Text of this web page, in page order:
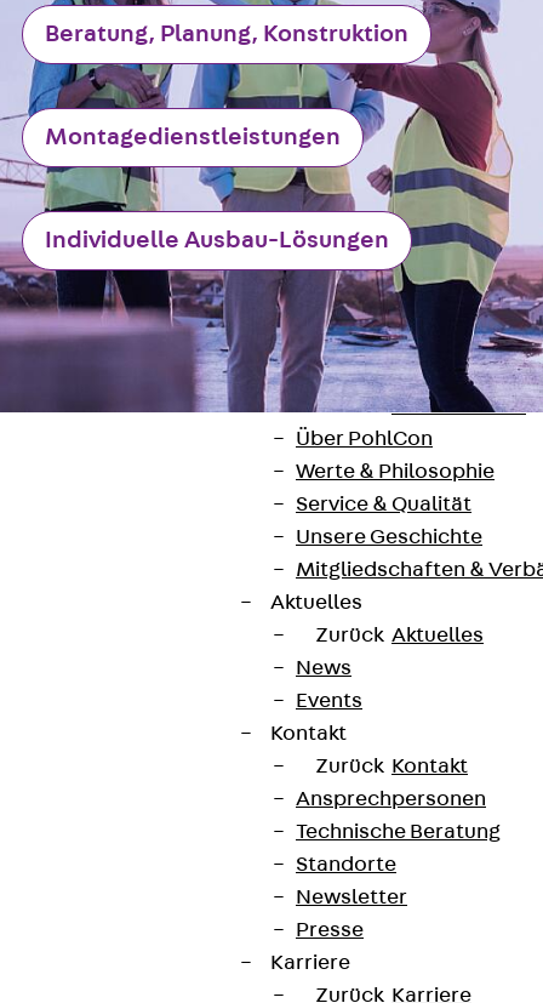
Funktionserhalt
Dachflächen
Services
Zurück Services
CAD und BIM
Montage
Beratung, Planung,
Individuelle Lösungen
Referenzen
Referenzen
Downloads
Unternehmen
Zurück Unternehmen
Über PohlCon
Werte & Philosophie
Service & Qualität
Unsere Geschichte
Mitgliedschaften &
Aktuelles
Zurück Aktuelles
News
Events
Kontakt
Zurück Kontakt
Ansprechpersonen
Technische Beratung
Standorte
Newsletter
Presse
Karriere
Zurück Karriere
Beratung, Planung, Konstruktion
Montagedienstleistungen
Individuelle Ausbau-Lösungen